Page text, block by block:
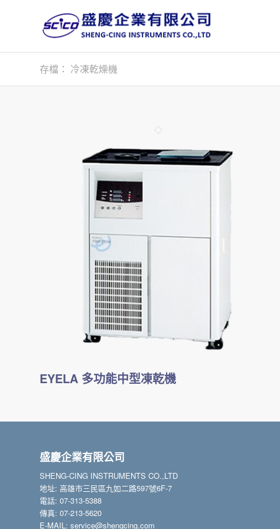
存檔： 冷凍乾燥機
EYELA 多功能中型凍乾機
盛慶企業有限公司
SHENG-CING INSTRUMENTS CO.,LTD
地址: 高雄市三民區九如二路597號6F-7
電話: 07-313-5388
傳真: 07-213-5620
E-MAIL: service@shengcing.com